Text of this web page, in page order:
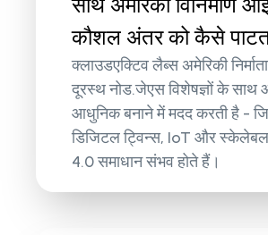
साथ अमेरिकी विनिर्माण
कौशल अंतर को कैसे
क्लाउडएक्टिव लैब्स अमेरिकी
दूरस्थ नोड.जेएस विशेषज्ञों के साथ
आधुनिक बनाने में मदद करती है -
डिजिटल ट्विन्स, IoT और
4.0 समाधान संभव होते हैं।